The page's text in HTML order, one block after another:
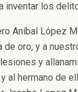
inventar los
Aníbal López
de oro, y a
y
al hermano de